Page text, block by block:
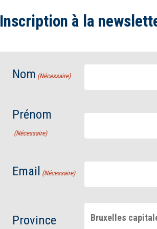
Inscription à la
Nom (Nécessaire)
Prénom
(Nécessaire)
Email (Nécessaire)
Province Bruxelles